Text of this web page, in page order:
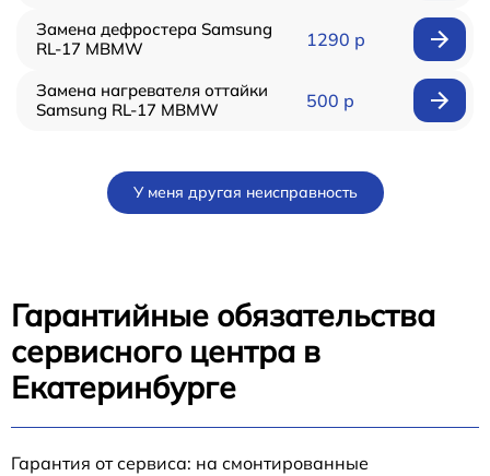
Замена дефростера Samsung
RL-17 MBMW
1290 р
Замена нагревателя оттайки
Samsung RL-17 MBMW
500 р
У меня другая неисправность
Гарантийные обязательства
сервисного центра в
Екатеринбурге
Гарантия от сервиса: на смонтированные